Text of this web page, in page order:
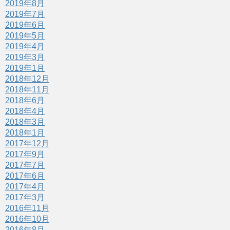
2019年8月
2019年7月
2019年6月
2019年5月
2019年4月
2019年3月
2019年1月
2018年12月
2018年11月
2018年6月
2018年4月
2018年3月
2018年1月
2017年12月
2017年9月
2017年7月
2017年6月
2017年4月
2017年3月
2016年11月
2016年10月